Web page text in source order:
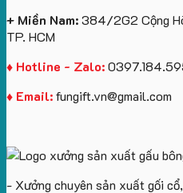
+ Miền Nam:384/2G2 Cộng
TP. HCM
♦ Hotline - Zalo:
♦ Email:fungift.vn@gmail.com
- Xưởng chuyên sản xuất gối